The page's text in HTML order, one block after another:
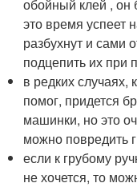
обойный клей , он
это время успеет
разбухнут и сами
подцепить их
в редких
помог, придется
машинки, но это
можно повредить
если к грубому
не хочется, то